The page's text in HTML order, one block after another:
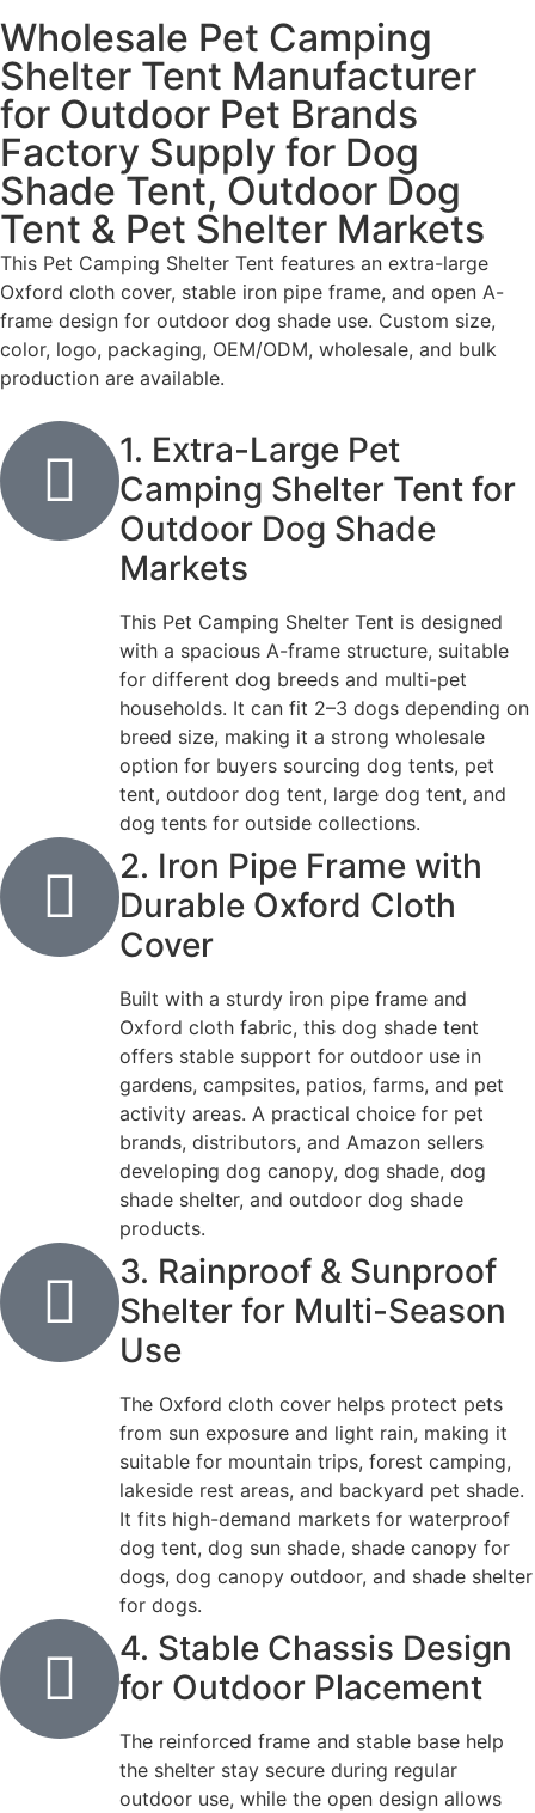
Wholesale Pet Camping
Shelter Tent Manufacturer
for Outdoor Pet Brands
Factory Supply for Dog
Shade Tent, Outdoor Dog
Tent & Pet Shelter Markets
This Pet Camping Shelter Tent features an extra-large
Oxford cloth cover, stable iron pipe frame, and open A-
frame design for outdoor dog shade use. Custom size,
color, logo, packaging, OEM/ODM, wholesale, and bulk
production are available.
1. Extra-Large Pet
Camping Shelter Tent for
Outdoor Dog Shade
Markets
This Pet Camping Shelter Tent is designed
with a spacious A-frame structure, suitable
for different dog breeds and multi-pet
households. It can fit 2–3 dogs depending on
breed size, making it a strong wholesale
option for buyers sourcing dog tents, pet
tent, outdoor dog tent, large dog tent, and
dog tents for outside collections.
2. Iron Pipe Frame with
Durable Oxford Cloth
Cover
Built with a sturdy iron pipe frame and
Oxford cloth fabric, this dog shade tent
offers stable support for outdoor use in
gardens, campsites, patios, farms, and pet
activity areas. A practical choice for pet
brands, distributors, and Amazon sellers
developing dog canopy, dog shade, dog
shade shelter, and outdoor dog shade
products.
3. Rainproof & Sunproof
Shelter for Multi-Season
Use
The Oxford cloth cover helps protect pets
from sun exposure and light rain, making it
suitable for mountain trips, forest camping,
lakeside rest areas, and backyard pet shade.
It fits high-demand markets for waterproof
dog tent, dog sun shade, shade canopy for
dogs, dog canopy outdoor, and shade shelter
for dogs.
4. Stable Chassis Design
for Outdoor Placement
The reinforced frame and stable base help
the shelter stay secure during regular
outdoor use, while the open design allows